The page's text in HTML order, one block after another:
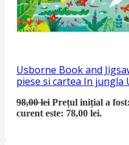
Usborne Book and
piese si cartea In jungla
98,00lei Prețul inițial a
curent este: 78,00 lei.